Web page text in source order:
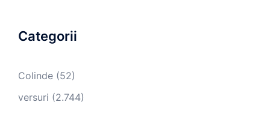
Categorii
Colinde (52)
versuri (2.744)